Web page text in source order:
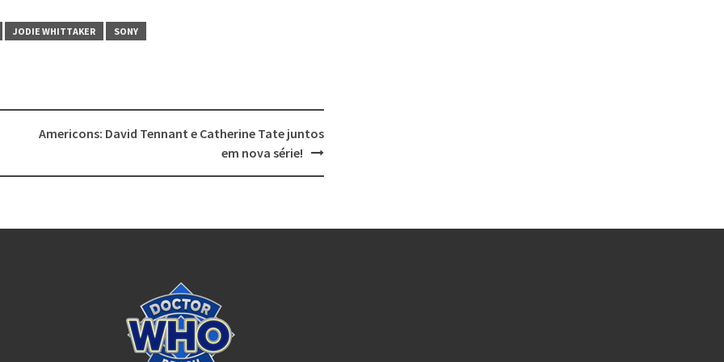
Doctor Who
JODIE WHITTAKER SONY
Americons: David Tennant e Catherine Tate juntos
em nova série!